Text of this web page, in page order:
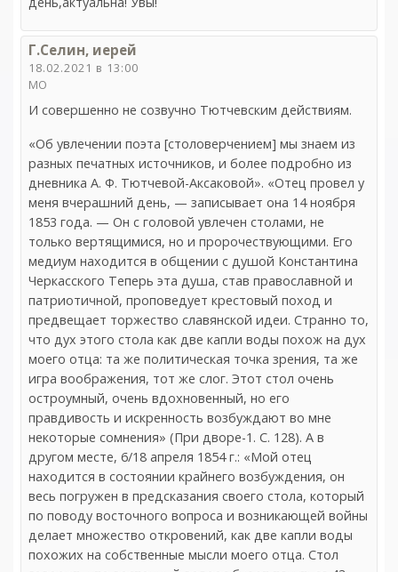
Г.Селин, иерей
18.02.2021 в 13:00
МО
И совершенно не созвучно Тютчевским действиям.
«Об увлечении поэта [столоверчением] мы знаем из
разных печатных источников, и более подробно из
дневника А. Ф. Тютчевой-Аксаковой». «Отец провел у
меня вчерашний день, — записывает она 14 ноября
1853 года. — Он с головой увлечен столами, не
только вертящимися, но и пророчествующими. Его
медиум находится в общении с душой Константина
Черкасского Теперь эта душа, став православной и
патриотичной, проповедует крестовый поход и
предвещает торжество славянской идеи. Странно то,
что дух этого стола как две капли воды похож на дух
моего отца: та же политическая точка зрения, та же
игра воображения, тот же слог. Этот стол очень
остроумный, очень вдохновенный, но его
правдивость и искренность возбуждают во мне
некоторые сомнения» (При дворе-1. С. 128). А в
другом месте, 6/18 апреля 1854 г.: «Мой отец
находится в состоянии крайнего возбуждения, он
весь погружен в предсказания своего стола, который
по поводу восточного вопроса и возникающей войны
делает множество откровений, как две капли воды
похожих на собственные мысли моего отца. Стол